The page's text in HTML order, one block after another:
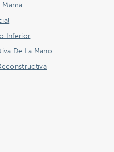
Inferior
De La Mano